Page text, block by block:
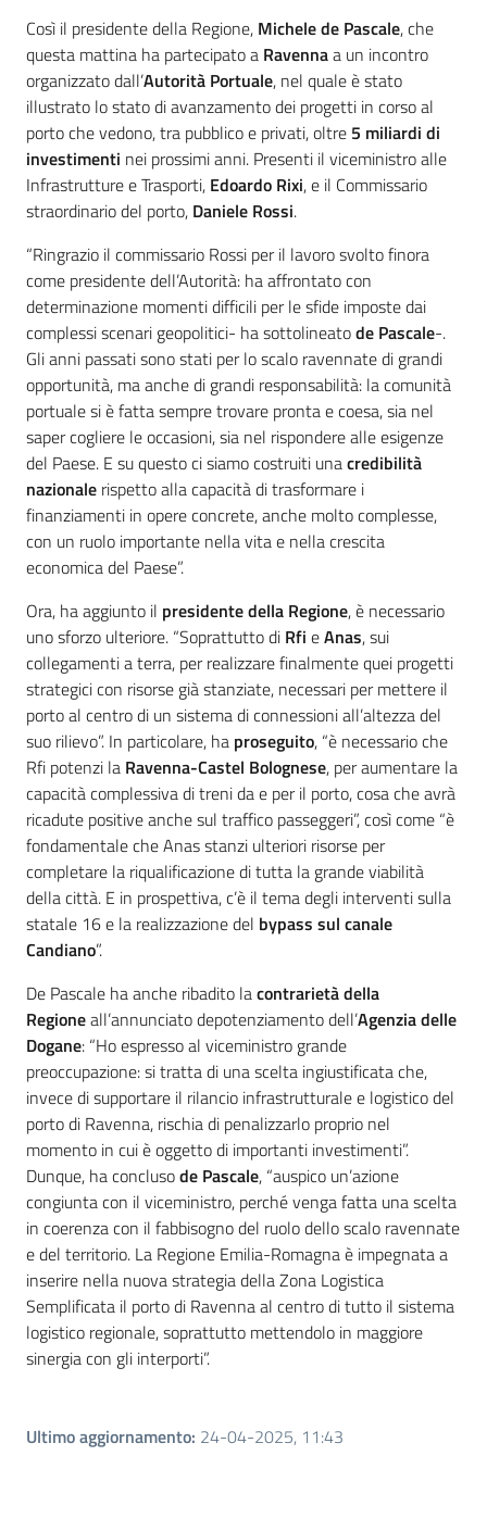
Così il presidente della Regione, Michele de Pascale, che
questa mattina ha partecipato a Ravennaa un incontro
organizzato dall’Autorità Portuale, nel quale è stato
illustrato lo stato di avanzamento dei progetti in corso al
porto che vedono, tra pubblico e privati, oltre 5 miliardi di
investimenti nei prossimi anni. Presenti il viceministro alle
Infrastrutture e Trasporti, Edoardo Rixi, e il Commissario
straordinario del porto, Daniele Rossi.
“Ringrazio il commissario Rossi per il lavoro svolto finora
come presidente dell’Autorità: ha affrontato con
determinazione momenti difficili per le sfide imposte dai
complessi scenari geopolitici- ha sottolineatode Pascale-.
Gli anni passati sono stati per lo scalo ravennate di grandi
opportunità, ma anche di grandi responsabilità: la comunità
portuale si è fatta sempre trovare pronta e coesa, sia nel
saper cogliere le occasioni, sia nel rispondere alle esigenze
del Paese. E su questo ci siamo costruiti unacredibilità
nazionale rispetto alla capacità di trasformare i
finanziamenti in opere concrete, anche molto complesse,
con un ruolo importante nella vita e nella crescita
economica del Paese”.
Ora, ha aggiunto il presidente della Regione, è necessario
uno sforzo ulteriore. “Soprattutto di Rfi eAnas, sui
collegamenti a terra, per realizzare finalmente quei progetti
strategici con risorse già stanziate, necessari per mettere il
porto al centro di un sistema di connessioni all’altezza del
suo rilievo”. In particolare, ha proseguito, “è necessario che
Rfi potenzi la Ravenna-Castel Bolognese, per aumentare la
capacità complessiva di treni da e per il porto, cosa che avrà
ricadute positive anche sul traffico passeggeri”, così come “è
fondamentale che Anas stanzi ulteriori risorse per
completare la riqualificazione di tutta la grande viabilità
della città. E in prospettiva, c’è il tema degli interventi sulla
statale 16 e la realizzazione del bypass sul canale
Candiano”.
De Pascale ha anche ribadito lacontrarietà della
Regioneall’annunciato depotenziamento dell’Agenzia delle
Dogane: “Ho espresso al viceministro grande
preoccupazione: si tratta di una scelta ingiustificata che,
invece di supportare il rilancio infrastrutturale e logistico del
porto di Ravenna, rischia di penalizzarlo proprio nel
momento in cui è oggetto di importanti investimenti”.
Dunque, ha conclusode Pascale, “auspico un’azione
congiunta con il viceministro, perché venga fatta una scelta
in coerenza con il fabbisogno del ruolo dello scalo ravennate
e del territorio. La Regione Emilia-Romagna è impegnata a
inserire nella nuova strategia della Zona Logistica
Semplificata il porto di Ravenna al centro di tutto il sistema
logistico regionale, soprattutto mettendolo in maggiore
sinergia con gli interporti”.
Ultimo aggiornamento: 24-04-2025, 11:43